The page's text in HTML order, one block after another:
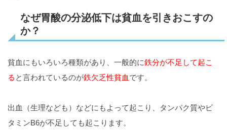
なぜ胃酸の分泌低下は貧血を引きおこすの
か？
貧血にもいろいろ種類があり、一般的に鉄分が不足して起こ
る と言われているのが鉄欠乏性貧血です。
出血（生理なども）などにもよって起こり、タンパク質やビ
タミンB6が不足しても起こります。